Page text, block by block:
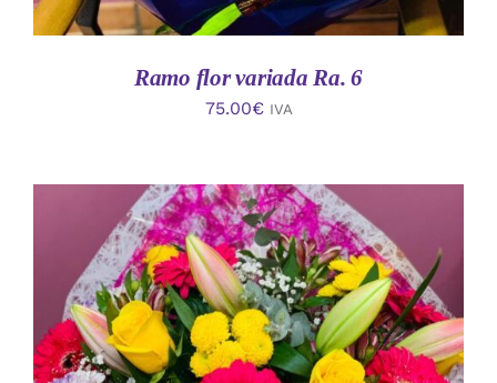
Ramo flor variada Ra. 6
75.00€ IVA